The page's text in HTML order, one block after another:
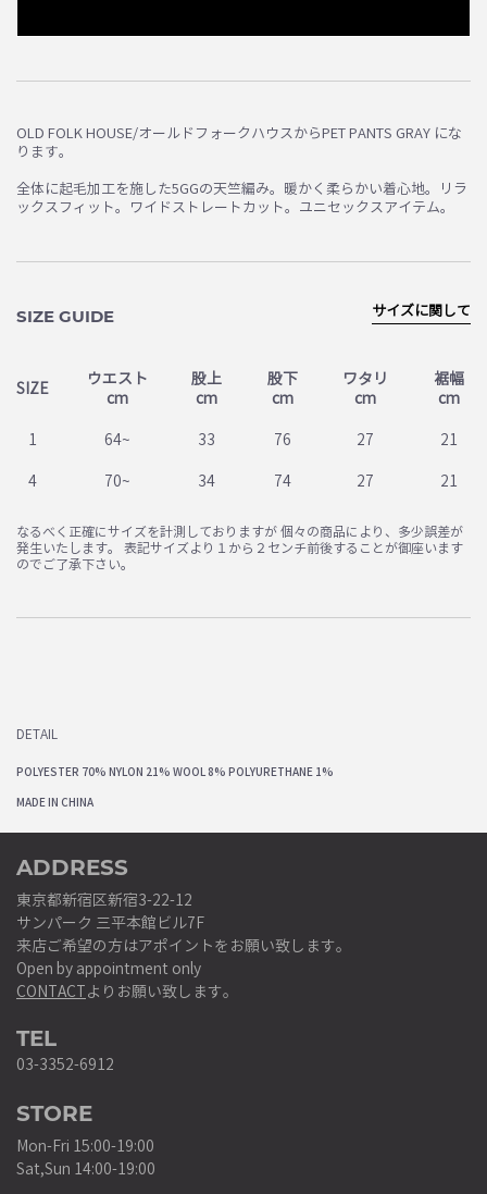
OLD FOLK HOUSE/オールドフォークハウスからPET PANTS GRAY にな
ります。
全体に起毛加工を施した5GGの天竺編み。暖かく柔らかい着心地。リラ
ックスフィット。ワイドストレートカット。ユニセックスアイテム。
SIZE GUIDE
SIZE
ウエスト
cm
股上
cm
股下
cm
ワタリ
cm
裾幅
cm
1 64~ 33 76 27 21
4 70~ 34 74 27 21
サイズに関して
なるべく正確にサイズを計測しておりますが 個々の商品により、多少誤差が
発生いたします。 表記サイズより１から２センチ前後することが御座います
のでご了承下さい。
DETAIL
POLYESTER 70% NYLON 21% WOOL 8% POLYURETHANE 1%
MADE IN CHINA
ADDRESS
東京都新宿区新宿3-22-12
サンパーク 三平本館ビル7F
来店ご希望の方はアポイントをお願い致します。
Open by appointment only
CONTACTよりお願い致します。
TEL
03-3352-6912
STORE
Mon-Fri 15:00-19:00
Sat,Sun 14:00-19:00